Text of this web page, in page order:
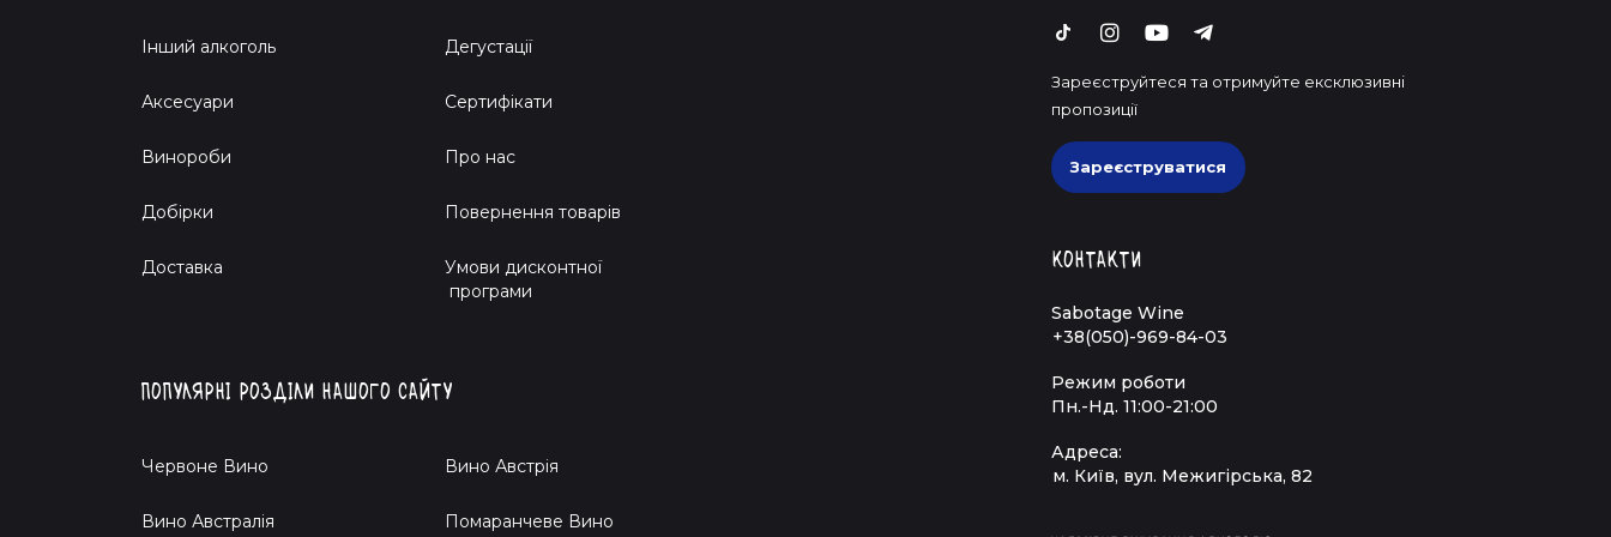
Інший алкоголь
Аксесуари
Винороби
Добірки
Доставка
Дегустації
Сертифікати
Про нас
Повернення товарів
Умови дисконтної
програми
Популярні розділи нашого сайту
Червоне Вино
Вино Австралія
Вино Австрія
Помаранчеве Вино
Зареєструйтеся та отримуйте ексклюзивні
пропозиції
Зареєструватися
Контакти
Sabotage Wine
+38(050)-969-84-03
Режим роботи
Пн.-Нд. 11:00-21:00
Адреса:
м. Київ, вул. Межигірська, 82